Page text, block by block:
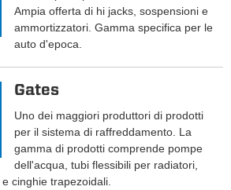
Ampia offerta di hi jacks, sospensioni e
ammortizzatori. Gamma specifica per le
auto d'epoca.
Gates
Uno dei maggiori produttori di prodotti
per il sistema di raffreddamento. La
gamma di prodotti comprende pompe
dell'acqua, tubi flessibili per radiatori,
cinghie trapezoidali.